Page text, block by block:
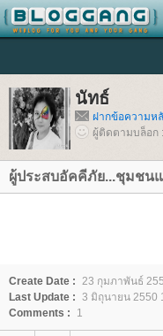
นัทธ์
ฝากข้อความห
ผู้ติดตามบล็อก
ผู้ประสบอัคคีภัย...ชุมชน
Create Date : 23 กุมภาพันธ์
Last Update : 3 มิถุนายน 2550
Comments :
1